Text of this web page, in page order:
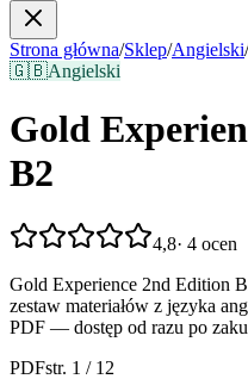
Strona główna/Sklep/Angielski/
🇬🇧Angielski
Gold
B2
4,8· 4 ocen
Gold Experience 2nd Edition
zestaw materiałów z języka
PDF — dostęp od razu po
PDFstr. 1 / 12